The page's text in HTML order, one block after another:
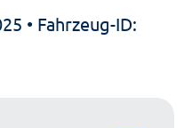
• Fahrzeug-ID: